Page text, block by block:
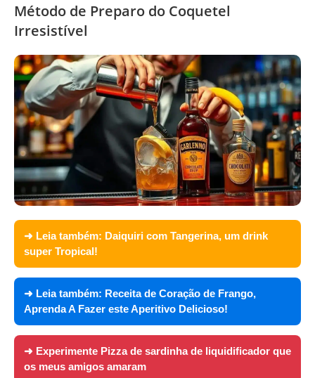
Método de Preparo do Coquetel
Irresistível
➜ Leia também: Daiquiri com Tangerina, um drink
super Tropical!
➜ Leia também: Receita de Coração de Frango,
Aprenda A Fazer este Aperitivo Delicioso!
➜ Experimente Pizza de sardinha de liquidificador que
os meus amigos amaram